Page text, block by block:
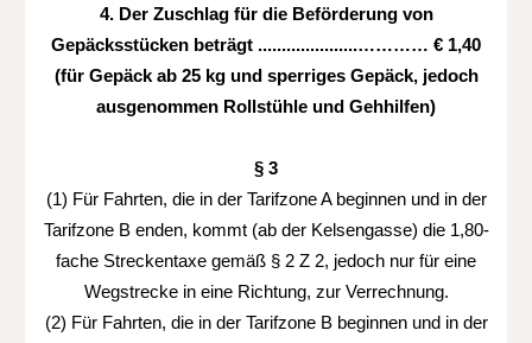
4. Der Zuschlag für die Beförderung von
Gepäcksstücken beträgt .....................………… € 1,40
(für Gepäck ab 25 kg und sperriges Gepäck, jedoch
ausgenommen Rollstühle und Gehhilfen)
§ 3
(1) Für Fahrten, die in der Tarifzone A beginnen und in der
Tarifzone B enden, kommt (ab der Kelsengasse) die 1,80-
fache Streckentaxe gemäß § 2 Z 2, jedoch nur für eine
Wegstrecke in eine Richtung, zur Verrechnung.
(2) Für Fahrten, die in der Tarifzone B beginnen und in der